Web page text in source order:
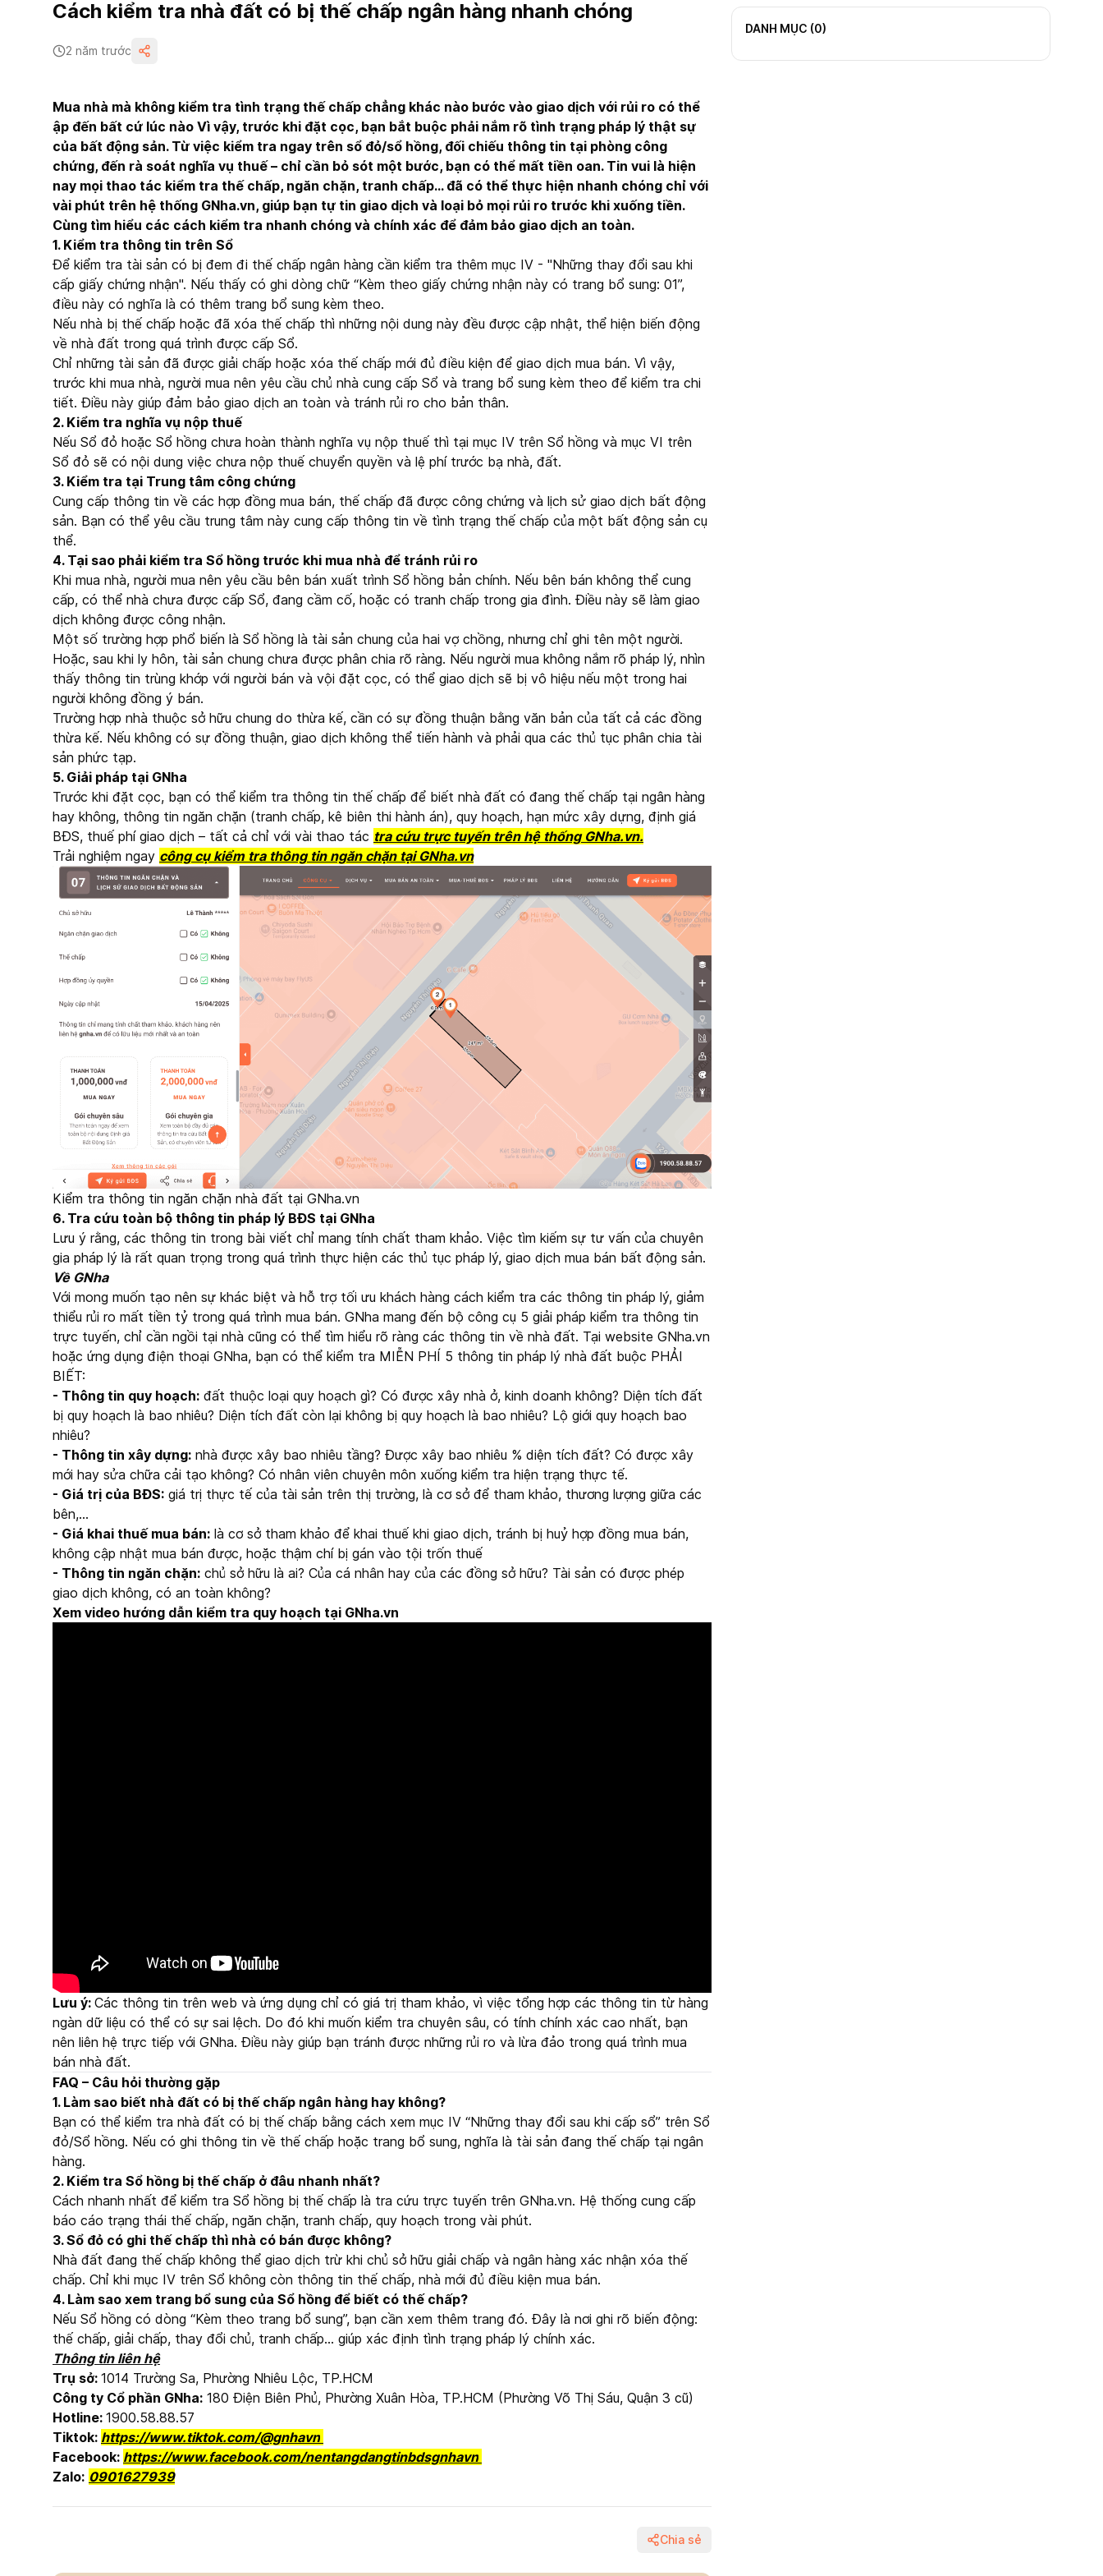
Cách kiểm tra nhà đất có bị thế chấp ngân hàng nhanh chóng
2 năm trước
Mua nhà mà không kiểm tra tình trạng thế chấp chẳng khác nào bước vào giao dịch với rủi ro có thể
ập đến bất cứ lúc nào Vì vậy, trước khi đặt cọc, bạn bắt buộc phải nắm rõ tình trạng pháp lý thật sự
của bất động sản. Từ việc kiểm tra ngay trên sổ đỏ/sổ hồng, đối chiếu thông tin tại phòng công
chứng, đến rà soát nghĩa vụ thuế – chỉ cần bỏ sót một bước, bạn có thể mất tiền oan. Tin vui là hiện
nay mọi thao tác kiểm tra thế chấp, ngăn chặn, tranh chấp… đã có thể thực hiện nhanh chóng chỉ với
vài phút trên hệ thống GNha.vn, giúp bạn tự tin giao dịch và loại bỏ mọi rủi ro trước khi xuống tiền.
Cùng tìm hiểu các cách kiểm tra nhanh chóng và chính xác để đảm bảo giao dịch an toàn.
1. Kiểm tra thông tin trên Sổ
Để kiểm tra tài sản có bị đem đi thế chấp ngân hàng cần kiểm tra thêm mục IV - "Những thay đổi sau khi
cấp giấy chứng nhận". Nếu thấy có ghi dòng chữ “Kèm theo giấy chứng nhận này có trang bổ sung: 01”,
điều này có nghĩa là có thêm trang bổ sung kèm theo.
Nếu nhà bị thế chấp hoặc đã xóa thế chấp thì những nội dung này đều được cập nhật, thể hiện biến động
về nhà đất trong quá trình được cấp Sổ.
Chỉ những tài sản đã được giải chấp hoặc xóa thế chấp mới đủ điều kiện để giao dịch mua bán. Vì vậy,
trước khi mua nhà, người mua nên yêu cầu chủ nhà cung cấp Sổ và trang bổ sung kèm theo để kiểm tra chi
tiết. Điều này giúp đảm bảo giao dịch an toàn và tránh rủi ro cho bản thân.
2. Kiểm tra nghĩa vụ nộp thuế
Nếu Sổ đỏ hoặc Sổ hồng chưa hoàn thành nghĩa vụ nộp thuế thì tại mục IV trên Sổ hồng và mục VI trên
Sổ đỏ sẽ có nội dung việc chưa nộp thuế chuyển quyền và lệ phí trước bạ nhà, đất.
3. Kiểm tra tại Trung tâm công chứng
Cung cấp thông tin về các hợp đồng mua bán, thế chấp đã được công chứng và lịch sử giao dịch bất động
sản. Bạn có thể yêu cầu trung tâm này cung cấp thông tin về tình trạng thế chấp của một bất động sản cụ
thể.
4. Tại sao phải kiểm tra Sổ hồng trước khi mua nhà để tránh rủi ro
Khi mua nhà, người mua nên yêu cầu bên bán xuất trình Sổ hồng bản chính. Nếu bên bán không thể cung
cấp, có thể nhà chưa được cấp Sổ, đang cầm cố, hoặc có tranh chấp trong gia đình. Điều này sẽ làm giao
dịch không được công nhận.
Một số trường hợp phổ biến là Sổ hồng là tài sản chung của hai vợ chồng, nhưng chỉ ghi tên một người.
Hoặc, sau khi ly hôn, tài sản chung chưa được phân chia rõ ràng. Nếu người mua không nắm rõ pháp lý, nhìn
thấy thông tin trùng khớp với người bán và vội đặt cọc, có thể giao dịch sẽ bị vô hiệu nếu một trong hai
người không đồng ý bán.
Trường hợp nhà thuộc sở hữu chung do thừa kế, cần có sự đồng thuận bằng văn bản của tất cả các đồng
thừa kế. Nếu không có sự đồng thuận, giao dịch không thể tiến hành và phải qua các thủ tục phân chia tài
sản phức tạp.
5. Giải pháp tại GNha
Trước khi đặt cọc, bạn có thể kiểm tra thông tin thế chấp để biết nhà đất có đang thế chấp tại ngân hàng
hay không, thông tin ngăn chặn (tranh chấp, kê biên thi hành án), quy hoạch, hạn mức xây dựng, định giá
BĐS, thuế phí giao dịch – tất cả chỉ với vài thao tác tra cứu trực tuyến trên hệ thống GNha.vn.
Trải nghiệm ngay công cụ kiểm tra thông tin ngăn chặntại GNha.vn
Kiểm tra thông tin ngăn chặn nhà đất tại GNha.vn
6. Tra cứu toàn bộ thông tin pháp lý BĐS tại GNha
Lưu ý rằng, các thông tin trong bài viết chỉ mang tính chất tham khảo. Việc tìm kiếm sự tư vấn của chuyên
gia pháp lý là rất quan trọng trong quá trình thực hiện các thủ tục pháp lý, giao dịch mua bán bất động sản.
Về GNha
Với mong muốn tạo nên sự khác biệt và hỗ trợ tối ưu khách hàng cách kiểm tra các thông tin pháp lý, giảm
thiểu rủi ro mất tiền tỷ trong quá trình mua bán. GNha mang đến bộ công cụ 5 giải pháp kiểm tra thông tin
trực tuyến, chỉ cần ngồi tại nhà cũng có thể tìm hiểu rõ ràng các thông tin về nhà đất. Tại website GNha.vn
hoặc ứng dụng điện thoại GNha, bạn có thể kiểm tra MIỄN PHÍ 5 thông tin pháp lý nhà đất buộc PHẢI
BIẾT:
- Thông tin quy hoạch: đất thuộc loại quy hoạch gì? Có được xây nhà ở, kinh doanh không? Diện tích đất
bị quy hoạch là bao nhiêu? Diện tích đất còn lại không bị quy hoạch là bao nhiêu? Lộ giới quy hoạch bao
nhiêu?
- Thông tin xây dựng: nhà được xây bao nhiêu tầng? Được xây bao nhiêu % diện tích đất? Có được xây
mới hay sửa chữa cải tạo không? Có nhân viên chuyên môn xuống kiểm tra hiện trạng thực tế.
- Giá trị của BĐS: giá trị thực tế của tài sản trên thị trường, là cơ sở để tham khảo, thương lượng giữa các
bên,…
- Giá khai thuế mua bán: là cơ sở tham khảo để khai thuế khi giao dịch, tránh bị huỷ hợp đồng mua bán,
không cập nhật mua bán được, hoặc thậm chí bị gán vào tội trốn thuế
- Thông tin ngăn chặn: chủ sở hữu là ai? Của cá nhân hay của các đồng sở hữu? Tài sản có được phép
giao dịch không, có an toàn không?
Xem video hướng dẫn kiểm tra quy hoạch tại GNha.vn
Lưu ý: Các thông tin trên web và ứng dụng chỉ có giá trị tham khảo, vì việc tổng hợp các thông tin từ hàng
ngàn dữ liệu có thể có sự sai lệch. Do đó khi muốn kiểm tra chuyên sâu, có tính chính xác cao nhất, bạn
nên liên hệ trực tiếp với GNha. Điều này giúp bạn tránh được những rủi ro và lừa đảo trong quá trình mua
bán nhà đất.
FAQ – Câu hỏi thường gặp
1. Làm sao biết nhà đất có bị thế chấp ngân hàng hay không?
Bạn có thể kiểm tra nhà đất có bị thế chấp bằng cách xem mục IV “Những thay đổi sau khi cấp sổ” trên Sổ
đỏ/Sổ hồng. Nếu có ghi thông tin về thế chấp hoặc trang bổ sung, nghĩa là tài sản đang thế chấp tại ngân
hàng.
2. Kiểm tra Sổ hồng bị thế chấp ở đâu nhanh nhất?
Cách nhanh nhất để kiểm tra Sổ hồng bị thế chấp là tra cứu trực tuyến trên GNha.vn. Hệ thống cung cấp
báo cáo trạng thái thế chấp, ngăn chặn, tranh chấp, quy hoạch trong vài phút.
3. Sổ đỏ có ghi thế chấp thì nhà có bán được không?
Nhà đất đang thế chấp không thể giao dịch trừ khi chủ sở hữu giải chấp và ngân hàng xác nhận xóa thế
chấp. Chỉ khi mục IV trên Sổ không còn thông tin thế chấp, nhà mới đủ điều kiện mua bán.
4. Làm sao xem trang bổ sung của Sổ hồng để biết có thế chấp?
Nếu Sổ hồng có dòng “Kèm theo trang bổ sung”, bạn cần xem thêm trang đó. Đây là nơi ghi rõ biến động:
thế chấp, giải chấp, thay đổi chủ, tranh chấp… giúp xác định tình trạng pháp lý chính xác.
Thông tin liên hệ
Trụ sở: 1014 Trường Sa, Phường Nhiêu Lộc, TP.HCM
Công ty Cổ phần GNha: 180 Điện Biên Phủ, Phường Xuân Hòa, TP.HCM (Phường Võ Thị Sáu, Quận 3 cũ)
Hotline: 1900.58.88.57
Tiktok: https://www.tiktok.com/@gnhavn
Facebook: https://www.facebook.com/nentangdangtinbdsgnhavn
Zalo: 0901627939
Chia sẻ
DANH MỤC (0)